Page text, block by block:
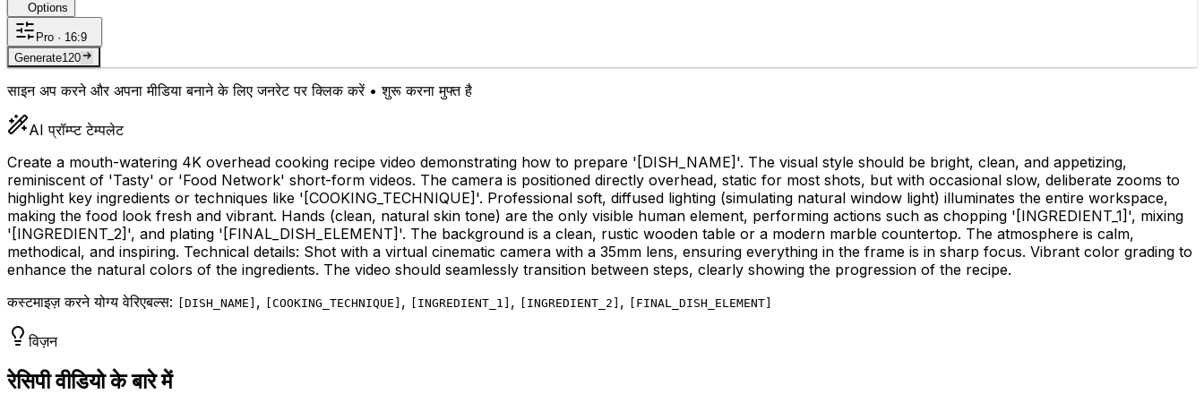
Options
Pro · 16:9
Generate120
साइन अप करने और अपना मीडिया बनाने के लिए जनरेट पर क्लिक करें • शुरू करना मुफ्त है
AI प्रॉम्प्ट टेम्पलेट
Create a mouth-watering 4K overhead cooking recipe video demonstrating how to prepare ' [DISH_NAME] '. The visual style should be bright, clean, and appetizing,
reminiscent of 'Tasty' or 'Food Network' short-form videos. The camera is positioned directly overhead, static for most shots, but with occasional slow, deliberate zooms to
highlight key ingredients or techniques like ' [COOKING_TECHNIQUE] '. Professional soft, diffused lighting (simulating natural window light) illuminates the entire workspace,
making the food look fresh and vibrant. Hands (clean, natural skin tone) are the only visible human element, performing actions such as chopping ' [INGREDIENT_1] ', mixing
' [INGREDIENT_2] ', and plating ' [FINAL_DISH_ELEMENT] '. The background is a clean, rustic wooden table or a modern marble countertop. The atmosphere is calm,
methodical, and inspiring. Technical details: Shot with a virtual cinematic camera with a 35mm lens, ensuring everything in the frame is in sharp focus. Vibrant color grading to
enhance the natural colors of the ingredients. The video should seamlessly transition between steps, clearly showing the progression of the recipe.
कस्टमाइज़ करने योग्य वेरिएबल्स:
DISH_NAME , COOKING_TECHNIQUE , INGREDIENT_1 , INGREDIENT_2 , FINAL_DISH_ELEMENT
विज़न
रेसिपी वीडियो के बारे में